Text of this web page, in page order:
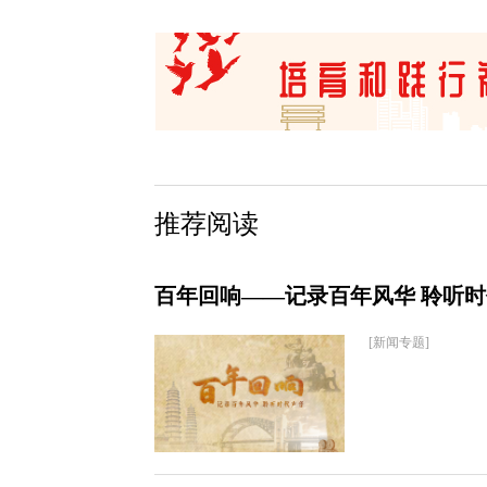
推荐阅读
百年回响——记录百年风华 聆听
[新闻专题]